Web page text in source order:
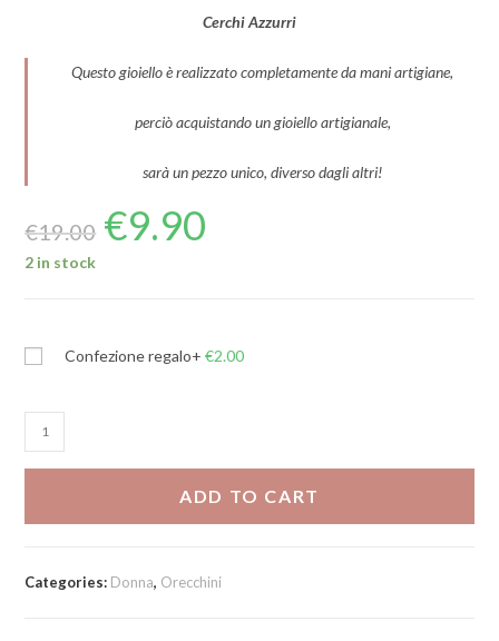
Cerchi Azzurri
Questo gioiello è realizzato completamente da mani artigiane,
perciò acquistando un gioiello artigianale,
sarà un pezzo unico, diverso dagli altri!
€19.00 €9.90
2 in stock
Confezione regalo+ €2.00
Cerchi
Azzurri
ADD TO CART
Categories: Donna, Orecchini